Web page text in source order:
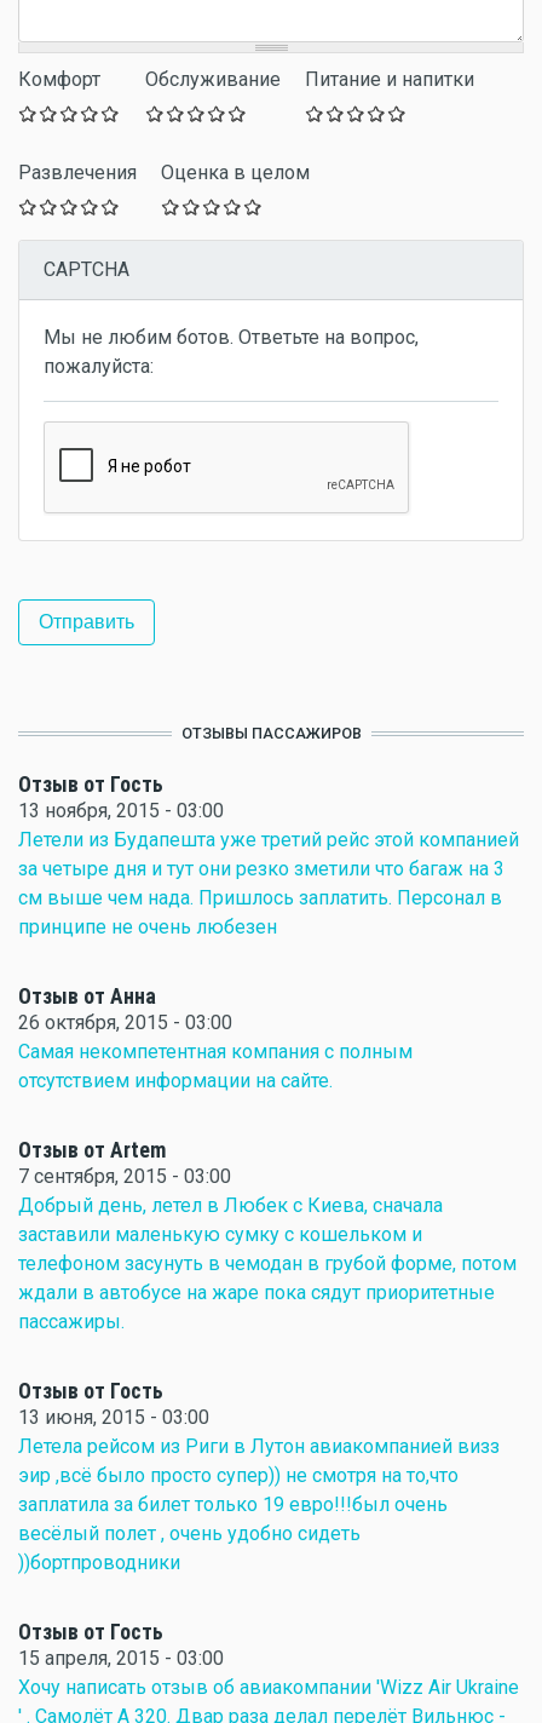
Комфорт Обслуживание Питание и напитки
Развлечения Оценка в целом
CAPTCHA
Мы не любим ботов. Ответьте на вопрос,
пожалуйста:
Авиакомпании
Wizz Air Ukraine - первая
ОТЗЫВЫ ПАССАЖИРОВ
Отзыв от Гость
13 ноября, 2015 - 03:00
Летели из Будапешта уже третий рейс этой компанией
за четыре дня и тут они резко зметили что багаж на 3
см выше чем нада. Пришлось заплатить. Персонал в
принципе не очень любезен
Отзыв от Анна
26 октября, 2015 - 03:00
Самая некомпетентная компания с полным
отсутствием информации на сайте.
Отзыв от Artem
7 сентября, 2015 - 03:00
Добрый день, летел в Любек с Киева, сначала
заставили маленькую сумку с кошельком и
телефоном засунуть в чемодан в грубой форме, потом
ждали в автобусе на жаре пока сядут приоритетные
пассажиры.
Отзыв от Гость
13 июня, 2015 - 03:00
Летела рейсом из Риги в Лутон авиакомпанией визз
эир ,всё было просто супер)) не смотря на то,что
заплатила за билет только 19 евро!!!был очень
весёлый полет , очень удобно сидеть
))бортпроводники
Отзыв от Гость
15 апреля, 2015 - 03:00
Хочу написать отзыв об авиакомпании 'Wizz Air Ukraine
' . Самолёт А 320. Двар раза делал перелёт Вильнюс -